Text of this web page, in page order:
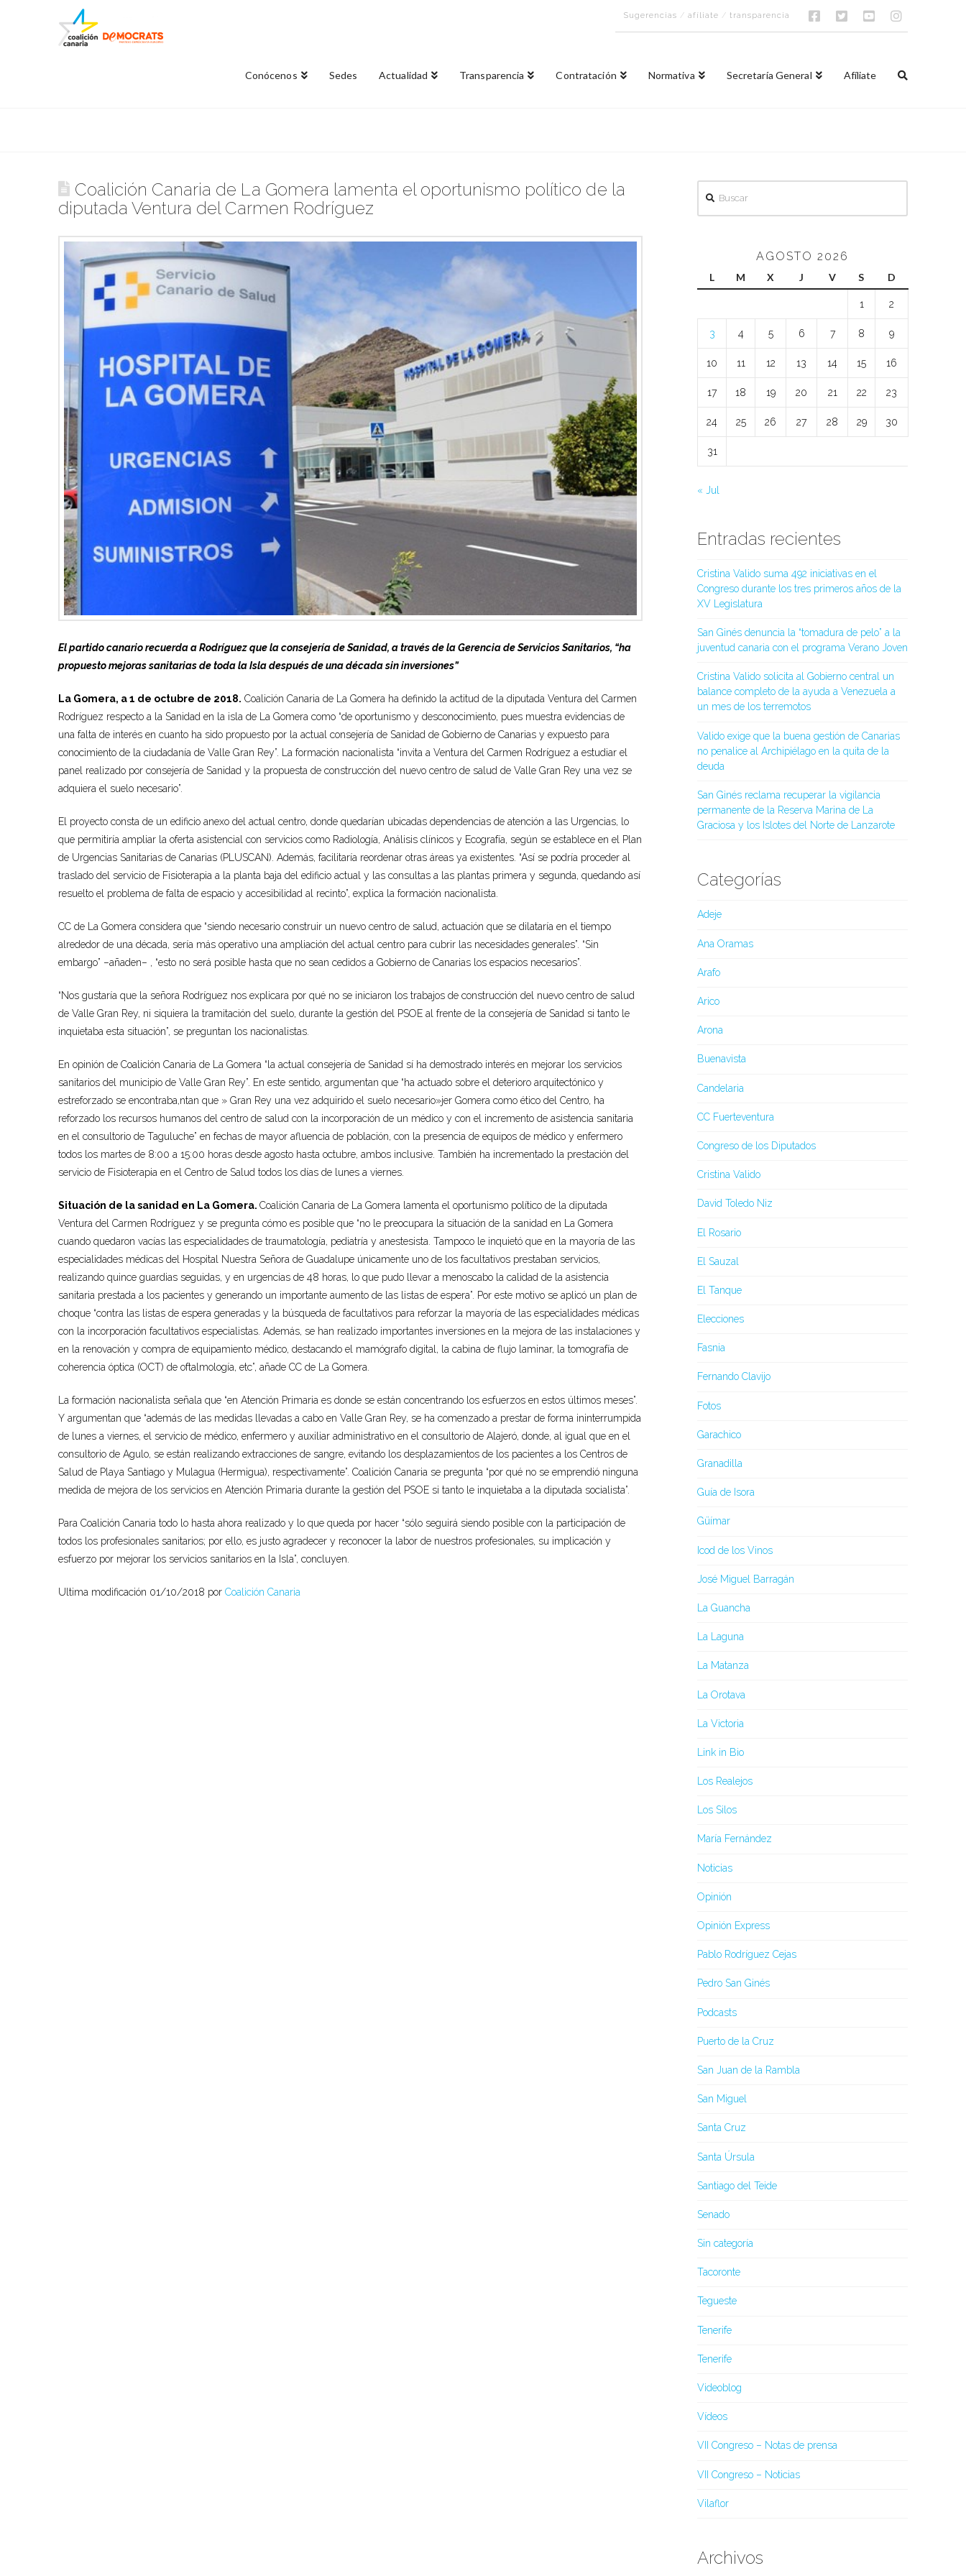
Sugerencias /afíliate /transparencia
Conócenos Sedes Actualidad Transparencia Contratación Normativa Secretaría General Afíliate
Coalición Canaria de La Gomera lamenta el oportunismo político de la
diputada Ventura del Carmen Rodríguez
El partido canario recuerda a Rodríguez que la consejería de Sanidad, a través de la Gerencia de Servicios Sanitarios, “ha
propuesto mejoras sanitarias de toda la Isla después de una década sin inversiones”
La Gomera, a 1 de octubre de 2018. Coalición Canaria de La Gomera ha definido la actitud de la diputada Ventura del Carmen
Rodríguez respecto a la Sanidad en la isla de La Gomera como “de oportunismo y desconocimiento, pues muestra evidencias de
una falta de interés en cuanto ha sido propuesto por la actual consejería de Sanidad de Gobierno de Canarias y expuesto para
conocimiento de la ciudadanía de Valle Gran Rey”. La formación nacionalista “invita a Ventura del Carmen Rodríguez a estudiar el
panel realizado por consejería de Sanidad y la propuesta de construcción del nuevo centro de salud de Valle Gran Rey una vez se
adquiera el suelo necesario”.
El proyecto consta de un edificio anexo del actual centro, donde quedarían ubicadas dependencias de atención a las Urgencias, lo
que permitiría ampliar la oferta asistencial con servicios como Radiología, Análisis clínicos y Ecografía, según se establece en el Plan
de Urgencias Sanitarias de Canarias (PLUSCAN). Además, facilitaría reordenar otras áreas ya existentes. “Así se podría proceder al
traslado del servicio de Fisioterapia a la planta baja del edificio actual y las consultas a las plantas primera y segunda, quedando así
resuelto el problema de falta de espacio y accesibilidad al recinto”, explica la formación nacionalista.
CC de La Gomera considera que “siendo necesario construir un nuevo centro de salud, actuación que se dilataría en el tiempo
alrededor de una década, sería más operativo una ampliación del actual centro para cubrir las necesidades generales”. “Sin
embargo” –añaden– , “esto no será posible hasta que no sean cedidos a Gobierno de Canarias los espacios necesarios”.
“Nos gustaría que la señora Rodríguez nos explicara por qué no se iniciaron los trabajos de construcción del nuevo centro de salud
de Valle Gran Rey, ni siquiera la tramitación del suelo, durante la gestión del PSOE al frente de la consejería de Sanidad si tanto le
inquietaba esta situación”, se preguntan los nacionalistas.
En opinión de Coalición Canaria de La Gomera “la actual consejería de Sanidad sí ha demostrado interés en mejorar los servicios
sanitarios del municipio de Valle Gran Rey”. En este sentido, argumentan que “ha actuado sobre el deterioro arquitectónico y
estreforzado se encontraba,ntan que » Gran Rey una vez adquirido el suelo necesario»jer Gomera como ético del Centro, ha
reforzado los recursos humanos del centro de salud con la incorporación de un médico y con el incremento de asistencia sanitaria
en el consultorio de Taguluche” en fechas de mayor afluencia de población, con la presencia de equipos de médico y enfermero
todos los martes de 8:00 a 15:00 horas desde agosto hasta octubre, ambos inclusive. También ha incrementado la prestación del
servicio de Fisioterapia en el Centro de Salud todos los días de lunes a viernes.
Situación de la sanidad en La Gomera. Coalición Canaria de La Gomera lamenta el oportunismo político de la diputada
Ventura del Carmen Rodríguez y se pregunta cómo es posible que “no le preocupara la situación de la sanidad en La Gomera
cuando quedaron vacías las especialidades de traumatología, pediatría y anestesista. Tampoco le inquietó que en la mayoría de las
especialidades médicas del Hospital Nuestra Señora de Guadalupe únicamente uno de los facultativos prestaban servicios,
realizando quince guardias seguidas, y en urgencias de 48 horas, lo que pudo llevar a menoscabo la calidad de la asistencia
sanitaria prestada a los pacientes y generando un importante aumento de las listas de espera”. Por este motivo se aplicó un plan de
choque “contra las listas de espera generadas y la búsqueda de facultativos para reforzar la mayoría de las especialidades médicas
con la incorporación facultativos especialistas. Además, se han realizado importantes inversiones en la mejora de las instalaciones y
en la renovación y compra de equipamiento médico, destacando el mamógrafo digital, la cabina de flujo laminar, la tomografía de
coherencia óptica (OCT) de oftalmología, etc”, añade CC de La Gomera.
La formación nacionalista señala que “en Atención Primaria es donde se están concentrando los esfuerzos en estos últimos meses”.
Y argumentan que “además de las medidas llevadas a cabo en Valle Gran Rey, se ha comenzado a prestar de forma ininterrumpida
de lunes a viernes, el servicio de médico, enfermero y auxiliar administrativo en el consultorio de Alajeró, donde, al igual que en el
consultorio de Agulo, se están realizando extracciones de sangre, evitando los desplazamientos de los pacientes a los Centros de
Salud de Playa Santiago y Mulagua (Hermigua), respectivamente”. Coalición Canaria se pregunta “por qué no se emprendió ninguna
medida de mejora de los servicios en Atención Primaria durante la gestión del PSOE si tanto le inquietaba a la diputada socialista”.
Para Coalición Canaria todo lo hasta ahora realizado y lo que queda por hacer “sólo seguirá siendo posible con la participación de
todos los profesionales sanitarios; por ello, es justo agradecer y reconocer la labor de nuestros profesionales, su implicación y
esfuerzo por mejorar los servicios sanitarios en la Isla”, concluyen.
Ultima modificación 01/10/2018 por Coalición Canaria
AGOSTO 2026
L M X J V S D
1 2
3 4 5 6 7 8 9
10 11 12 13 14 15 16
17 18 19 20 21 22 23
24 25 26 27 28 29 30
31
« Jul
Entradas recientes
Cristina Valido suma 492 iniciativas en el
Congreso durante los tres primeros años de la
XV Legislatura
San Ginés denuncia la “tomadura de pelo” a la
juventud canaria con el programa Verano Joven
Cristina Valido solicita al Gobierno central un
balance completo de la ayuda a Venezuela a
un mes de los terremotos
Valido exige que la buena gestión de Canarias
no penalice al Archipiélago en la quita de la
deuda
San Ginés reclama recuperar la vigilancia
permanente de la Reserva Marina de La
Graciosa y los Islotes del Norte de Lanzarote
Categorías
Adeje
Ana Oramas
Arafo
Arico
Arona
Buenavista
Candelaria
CC Fuerteventura
Congreso de los Diputados
Cristina Valido
David Toledo Niz
El Rosario
El Sauzal
El Tanque
Elecciones
Fasnia
Fernando Clavijo
Fotos
Garachico
Granadilla
Guía de Isora
Güímar
Icod de los Vinos
José Miguel Barragán
La Guancha
La Laguna
La Matanza
La Orotava
La Victoria
Link in Bio
Los Realejos
Los Silos
María Fernández
Noticias
Opinión
Opinión Express
Pablo Rodríguez Cejas
Pedro San Ginés
Podcasts
Puerto de la Cruz
San Juan de la Rambla
San Miguel
Santa Cruz
Santa Úrsula
Santiago del Teide
Senado
Sin categoría
Tacoronte
Tegueste
Tenerife
Tenerife
Videoblog
Vídeos
VII Congreso – Notas de prensa
VII Congreso – Noticias
Vilaflor
Archivos